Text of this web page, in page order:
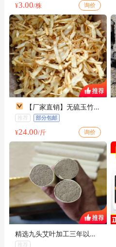
¥3.00/株 询价
【厂家直销】无硫玉竹片
优质玉竹干片湖南玉竹片源
推荐 部分包邮
¥24.00/斤 询价
精选九头艾叶加工三年以上
陈艾绒纯手工卷制 假一赔十
推荐